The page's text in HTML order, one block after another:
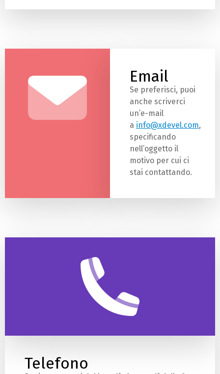
Email
Se preferisci, puoi
anche scriverci
un’e-mail
a info@xdevel.com,
specificando
nell’oggetto il
motivo per cui ci
stai contattando.
Telefono